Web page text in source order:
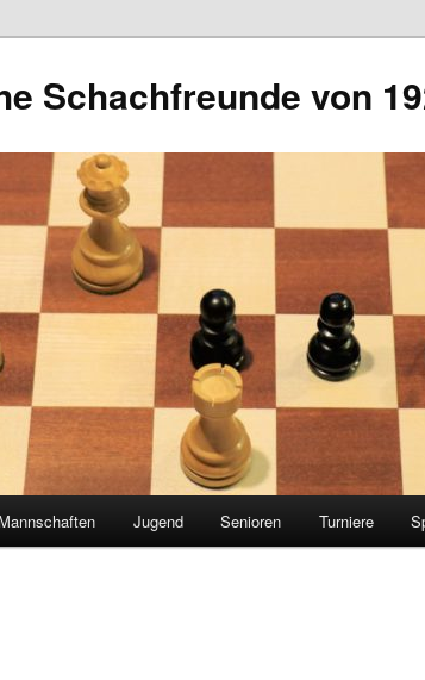
Schachfreunde von
Mannschaften Jugend Senioren Turniere